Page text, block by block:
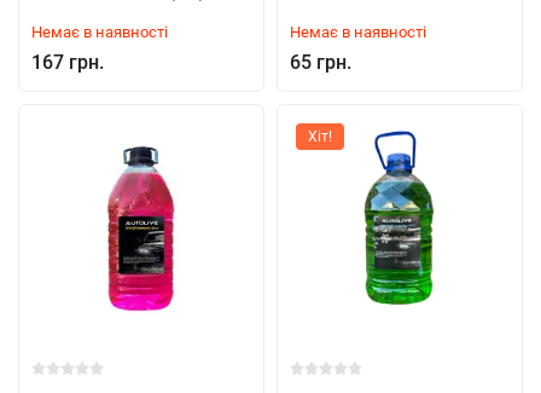
Немає в наявності
167 грн.
Немає в наявності
65 грн.
Хіт!